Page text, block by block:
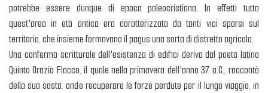
potrebbe essere dunque di epoca paleocristiana. In effetti tutta
quest'area in età antica era caratterizzata da tanti vici sparsi sul
territorio, che insieme formavano il pagus una sorta di distretto agricolo.
Una conferma scritturale dell'esistenza di edifici deriva dal poeta latino
Quinto Orazio Flacco, il quale nella primavera dell'anno 37 a.C., raccontò
della sua sosta, onde recuperare le forze perdute per il lungo viaggio, in